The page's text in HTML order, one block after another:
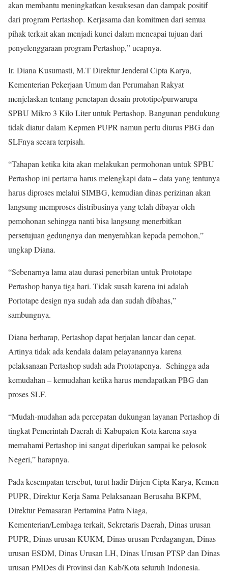
akan membantu meningkatkan kesuksesan dan dampak positif
dari program Pertashop. Kerjasama dan komitmen dari semua
pihak terkait akan menjadi kunci dalam mencapai tujuan dari
penyelenggaraan program Pertashop,” ucapnya.
Ir. Diana Kusumasti, M.T Direktur Jenderal Cipta Karya,
Kementerian Pekerjaan Umum dan Perumahan Rakyat
menjelaskan tentang penetapan desain prototipe/purwarupa
SPBU Mikro 3 Kilo Liter untuk Pertashop. Bangunan pendukung
tidak diatur dalam Kepmen PUPR namun perlu diurus PBG dan
SLFnya secara terpisah.
“Tahapan ketika kita akan melakukan permohonan untuk SPBU
Pertashop ini pertama harus melengkapi data – data yang tentunya
harus diproses melalui SIMBG, kemudian dinas perizinan akan
langsung memproses distribusinya yang telah dibayar oleh
pemohonan sehingga nanti bisa langsung menerbitkan
persetujuan gedungnya dan menyerahkan kepada pemohon,”
ungkap Diana.
“Sebenarnya lama atau durasi penerbitan untuk Prototape
Pertashop hanya tiga hari. Tidak susah karena ini adalah
Portotape design nya sudah ada dan sudah dibahas,”
sambungnya.
Diana berharap, Pertashop dapat berjalan lancar dan cepat.
Artinya tidak ada kendala dalam pelayanannya karena
pelaksanaan Pertashop sudah ada Prototapenya. Sehingga ada
kemudahan – kemudahan ketika harus mendapatkan PBG dan
proses SLF.
“Mudah-mudahan ada percepatan dukungan layanan Pertashop di
tingkat Pemerintah Daerah di Kabupaten Kota karena saya
memahami Pertashop ini sangat diperlukan sampai ke pelosok
Negeri,” harapnya.
Pada kesempatan tersebut, turut hadir Dirjen Cipta Karya, Kemen
PUPR, Direktur Kerja Sama Pelaksanaan Berusaha BKPM,
Direktur Pemasaran Pertamina Patra Niaga,
Kementerian/Lembaga terkait, Sekretaris Daerah, Dinas urusan
PUPR, Dinas urusan KUKM, Dinas urusan Perdagangan, Dinas
urusan ESDM, Dinas Urusan LH, Dinas Urusan PTSP dan Dinas
urusan PMDes di Provinsi dan Kab/Kota seluruh Indonesia.